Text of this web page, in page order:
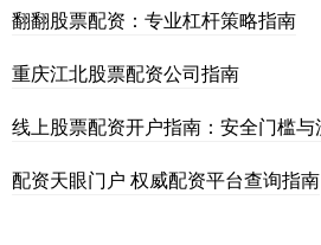
翻翻股票配资：专业杠杆策略指南
重庆江北股票配资公司指南
线上股票配资开户指南：安全门槛
配资天眼门户 权威配资平台查询指南